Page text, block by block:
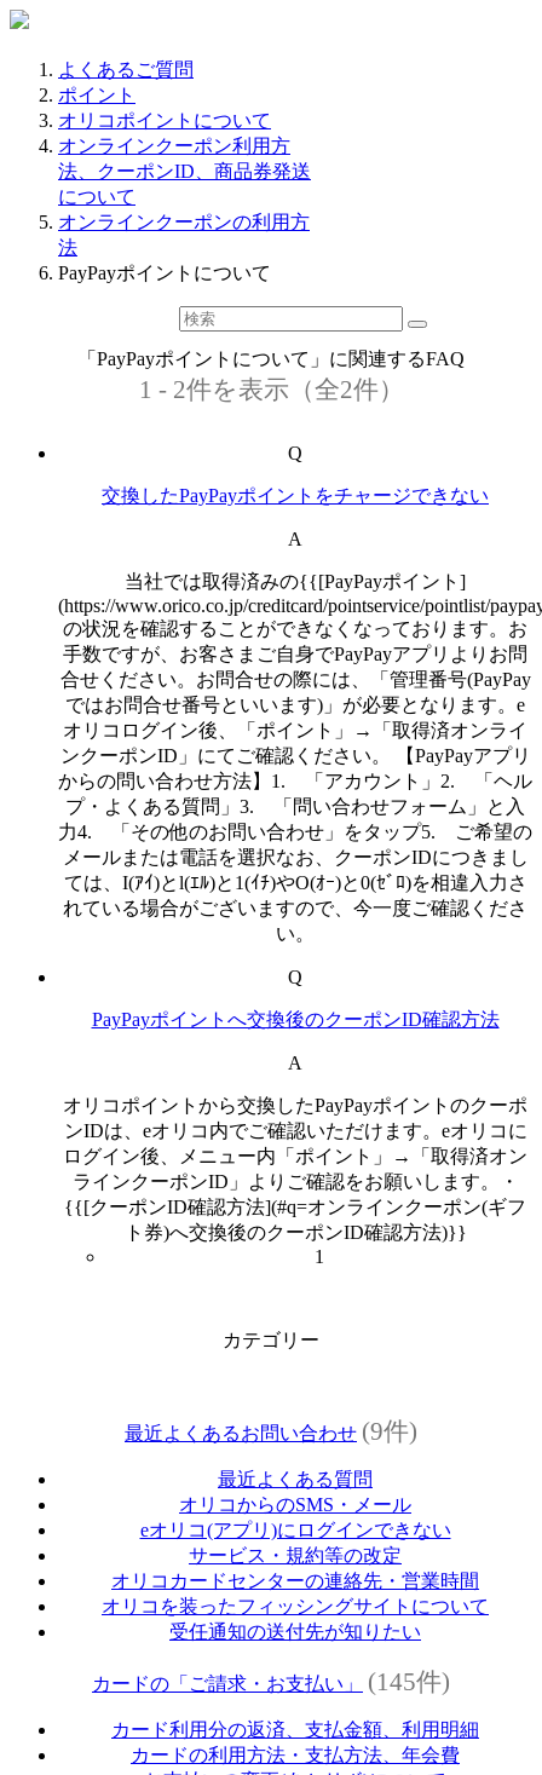
よくあるご質問
ポイント
オリコポイントについて
オンラインクーポン利用方
法、クーポンID、商品券発送
について
オンラインクーポンの利用方
法
PayPayポイントについて
「PayPayポイントについて」に関連するFAQ
1 - 2件を表示（全2件）
Q
交換したPayPayポイントをチャージできない
A
当社では取得済みの{{[PayPayポイント]
(https://www.orico.co.jp/creditcard/pointservice/pointlist/
の状況を確認することができなくなっております。お
手数ですが、お客さまご自身でPayPayアプリよりお問
合せください。お問合せの際には、「管理番号(PayPay
ではお問合せ番号といいます)」が必要となります。e
オリコログイン後、「ポイント」→「取得済オンライ
ンクーポンID」にてご確認ください。 【PayPayアプリ
からの問い合わせ方法】1. 「アカウント」2. 「ヘル
プ・よくある質問」3. 「問い合わせフォーム」と入
力4. 「その他のお問い合わせ」をタップ5. ご希望の
メールまたは電話を選択なお、クーポンIDにつきまし
ては、I(ｱｲ)とl(ｴﾙ)と1(ｲﾁ)やO(ｵｰ)と0(ｾﾞﾛ)を相違入力さ
れている場合がございますので、今一度ご確認くださ
い。
Q
PayPayポイントへ交換後のクーポンID確認方法
A
オリコポイントから交換したPayPayポイントのクーポ
ンIDは、eオリコ内でご確認いただけます。eオリコに
ログイン後、メニュー内「ポイント」→「取得済オン
ラインクーポンID」よりご確認をお願いします。・
{{[クーポンID確認方法](#q=オンラインクーポン(ギフ
ト券)へ交換後のクーポンID確認方法)}}
1
カテゴリー
最近よくあるお問い合わせ (9件)
最近よくある質問
オリコからのSMS・メール
eオリコ(アプリ)にログインできない
サービス・規約等の改定
オリコカードセンターの連絡先・営業時間
オリコを装ったフィッシングサイトについて
受任通知の送付先が知りたい
カードの「ご請求・お支払い」 (145件)
カード利用分の返済、支払金額、利用明細
カードの利用方法・支払方法、年会費